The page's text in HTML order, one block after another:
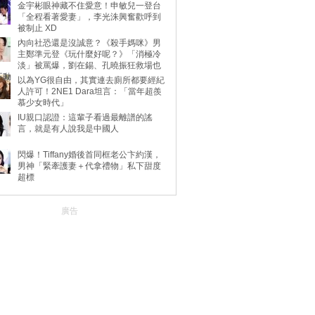
金宇彬眼神藏不住愛意！申敏兒一登台
「全程看著愛妻」，李光洙興奮歡呼到
被制止 XD
內向社恐還是沒誠意？《殺手媽咪》男
主鄭準元登《玩什麼好呢？》「消極冷
淡」被罵爆，劉在錫、孔曉振狂救場也
動
以為YG很自由，其實連去廁所都要經紀
人許可！2NE1 Dara坦言：「當年超羨
慕少女時代」
IU親口認證：這輩子看過最離譜的謠
言，就是有人說我是中國人
閃爆！Tiffany婚後首同框老公卞約漢，
男神「緊牽護妻＋代拿禮物」私下甜度
超標
廣告